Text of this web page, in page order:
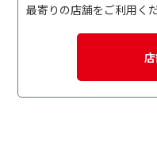
最寄りの店舗をご利用くだ